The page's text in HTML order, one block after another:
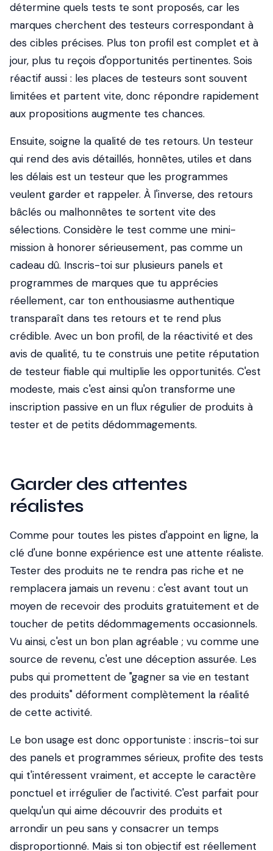
détermine quels tests te sont proposés, car les
marques cherchent des testeurs correspondant à
des cibles précises. Plus ton profil est complet et à
jour, plus tu reçois d'opportunités pertinentes. Sois
réactif aussi : les places de testeurs sont souvent
limitées et partent vite, donc répondre rapidement
aux propositions augmente tes chances.
Ensuite, soigne la qualité de tes retours. Un testeur
qui rend des avis détaillés, honnêtes, utiles et dans
les délais est un testeur que les programmes
veulent garder et rappeler. À l'inverse, des retours
bâclés ou malhonnêtes te sortent vite des
sélections. Considère le test comme une mini-
mission à honorer sérieusement, pas comme un
cadeau dû. Inscris-toi sur plusieurs panels et
programmes de marques que tu apprécies
réellement, car ton enthousiasme authentique
transparaît dans tes retours et te rend plus
crédible. Avec un bon profil, de la réactivité et des
avis de qualité, tu te construis une petite réputation
de testeur fiable qui multiplie les opportunités. C'est
modeste, mais c'est ainsi qu'on transforme une
inscription passive en un flux régulier de produits à
tester et de petits dédommagements.
Garder des attentes
réalistes
Comme pour toutes les pistes d'appoint en ligne, la
clé d'une bonne expérience est une attente réaliste.
Tester des produits ne te rendra pas riche et ne
remplacera jamais un revenu : c'est avant tout un
moyen de recevoir des produits gratuitement et de
toucher de petits dédommagements occasionnels.
Vu ainsi, c'est un bon plan agréable ; vu comme une
source de revenu, c'est une déception assurée. Les
pubs qui promettent de "gagner sa vie en testant
des produits" déforment complètement la réalité
de cette activité.
Le bon usage est donc opportuniste : inscris-toi sur
des panels et programmes sérieux, profite des tests
qui t'intéressent vraiment, et accepte le caractère
ponctuel et irrégulier de l'activité. C'est parfait pour
quelqu'un qui aime découvrir des produits et
arrondir un peu sans y consacrer un temps
disproportionné. Mais si ton objectif est réellement